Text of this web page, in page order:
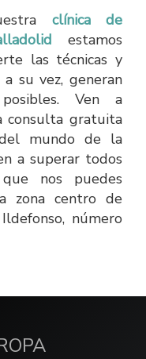
clínica de
estamos
las técnicas y
su vez, generan
Ven a
consulta gratuita
mundo de la
a superar todos
nos puedes
zona centro de
número